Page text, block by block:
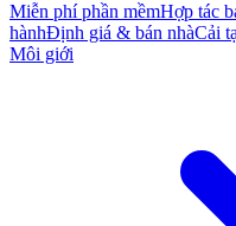
Miễn phí phần mềmHợp tác
hànhĐịnh giá & bán nhàCải
Môi giới